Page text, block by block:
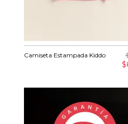
Camiseta Estampada Kiddo